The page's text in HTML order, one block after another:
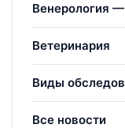
Венерология
Ветеринария
Виды
Все новости